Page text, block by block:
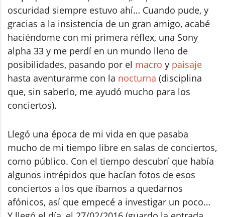
oscuridad siempre estuvo ahí… Cuando pude, y
gracias a la insistencia de un gran amigo, acabé
haciéndome con mi primera réflex, una Sony
alpha 33 y me perdí en un mundo lleno de
posibilidades, pasando por el macro y paisaje
hasta aventurarme con la nocturna (disciplina
que, sin saberlo, me ayudó mucho para los
conciertos).
Llegó una época de mi vida en que pasaba
mucho de mi tiempo libre en salas de conciertos,
como público. Con el tiempo descubrí que había
algunos intrépidos que hacían fotos de esos
conciertos a los que íbamos a quedarnos
afónicos, así que empecé a investigar un poco…